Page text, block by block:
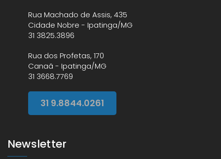
Rua Machado de Assis, 435
Cidade Nobre - Ipatinga/MG
31 3825.3896
Rua dos Profetas, 170
Canaã - Ipatinga/MG
31 3668.7769
31 9.8844.0261
Newsletter